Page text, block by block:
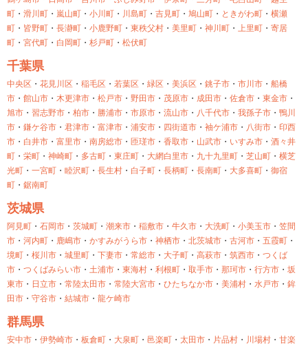
町 ・ 滑川町 ・ 嵐山町 ・ 小川町 ・ 川島町 ・ 吉見町 ・ 鳩山町 ・ ときがわ町 ・ 横瀬
町 ・ 皆野町 ・ 長瀞町 ・ 小鹿野町 ・ 東秩父村 ・ 美里町 ・ 神川町 ・ 上里町 ・ 寄居
町 ・ 宮代町 ・ 白岡町 ・ 杉戸町 ・ 松伏町
千葉県
中央区 ・ 花見川区 ・ 稲毛区 ・ 若葉区 ・ 緑区 ・ 美浜区 ・ 銚子市 ・ 市川市 ・ 船橋
市 ・ 館山市 ・ 木更津市 ・ 松戸市 ・ 野田市 ・ 茂原市 ・ 成田市 ・ 佐倉市 ・ 東金市 ・
旭市 ・ 習志野市 ・ 柏市 ・ 勝浦市 ・ 市原市 ・ 流山市 ・ 八千代市 ・ 我孫子市 ・ 鴨川
市 ・ 鎌ケ谷市 ・ 君津市 ・ 富津市 ・ 浦安市 ・ 四街道市 ・ 袖ケ浦市 ・ 八街市 ・ 印西
市 ・ 白井市 ・ 富里市 ・ 南房総市 ・ 匝瑳市 ・ 香取市 ・ 山武市 ・ いすみ市 ・ 酒々井
町 ・ 栄町 ・ 神崎町 ・ 多古町 ・ 東庄町 ・ 大網白里市 ・ 九十九里町 ・ 芝山町 ・ 横芝
光町 ・ 一宮町 ・ 睦沢町 ・ 長生村 ・ 白子町 ・ 長柄町 ・ 長南町 ・ 大多喜町 ・ 御宿
町 ・ 鋸南町
茨城県
阿見町 ・ 石岡市 ・ 茨城町 ・ 潮来市 ・ 稲敷市 ・ 牛久市 ・ 大洗町 ・ 小美玉市 ・ 笠間
市 ・ 河内町 ・ 鹿嶋市 ・ かすみがうら市 ・ 神栖市 ・ 北茨城市 ・ 古河市 ・ 五霞町 ・
境町 ・ 桜川市 ・ 城里町 ・ 下妻市 ・ 常総市 ・ 大子町 ・ 高萩市 ・ 筑西市 ・ つくば
市 ・ つくばみらい市 ・ 土浦市 ・ 東海村 ・ 利根町 ・ 取手市 ・ 那珂市 ・ 行方市 ・ 坂
東市 ・ 日立市 ・ 常陸太田市 ・ 常陸大宮市 ・ ひたちなか市 ・ 美浦村 ・ 水戸市 ・ 鉾
田市 ・ 守谷市 ・ 結城市 ・ 龍ケ崎市
群馬県
安中市 ・ 伊勢崎市 ・ 板倉町 ・ 大泉町 ・ 邑楽町 ・ 太田市 ・ 片品村 ・ 川場村 ・ 甘楽